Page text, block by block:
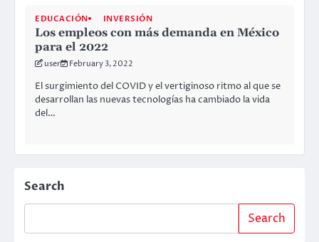
EDUCACIÓN INVERSIÓN
Los empleos con más demanda en México
para el 2022
user February 3, 2022
El surgimiento del COVID y el vertiginoso ritmo al que se
desarrollan las nuevas tecnologías ha cambiado la vida
del…
Search
Search